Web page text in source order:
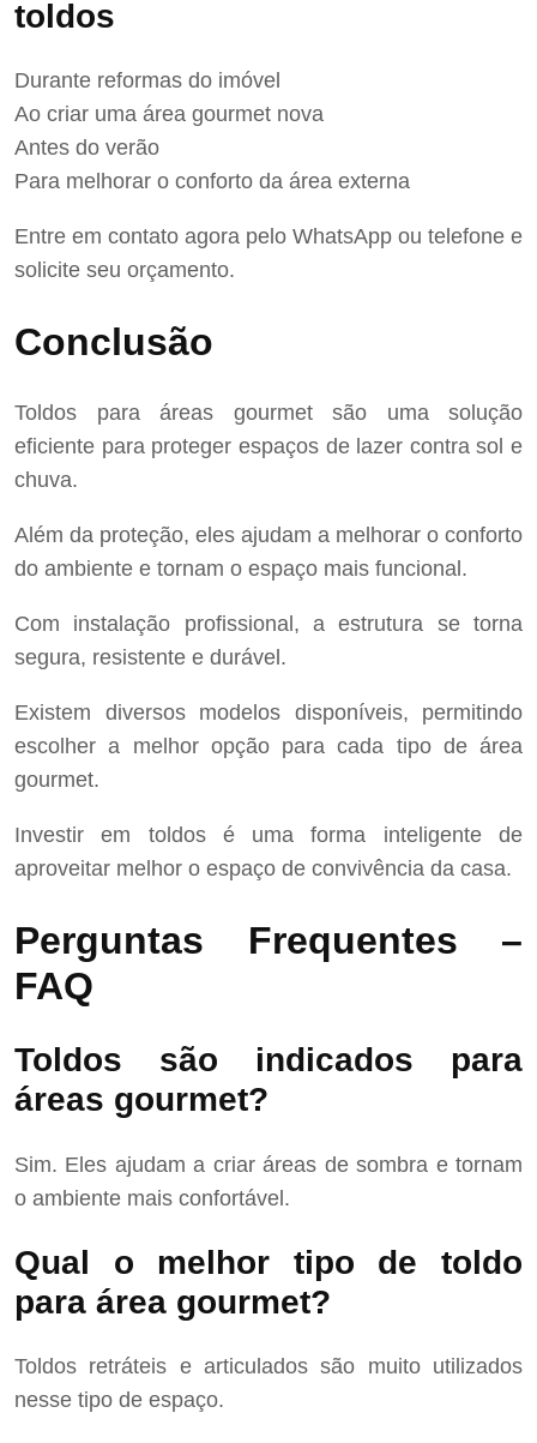
toldos
Durante reformas do imóvel
Ao criar uma área gourmet nova
Antes do verão
Para melhorar o conforto da área externa
Entre em contato agora pelo WhatsApp ou telefone e
solicite seu orçamento.
Conclusão
Toldos para áreas gourmet são uma solução
eficiente para proteger espaços de lazer contra sol e
chuva.
Além da proteção, eles ajudam a melhorar o conforto
do ambiente e tornam o espaço mais funcional.
Com instalação profissional, a estrutura se torna
segura, resistente e durável.
Existem diversos modelos disponíveis, permitindo
escolher a melhor opção para cada tipo de área
gourmet.
Investir em toldos é uma forma inteligente de
aproveitar melhor o espaço de convivência da casa.
Perguntas Frequentes –
FAQ
Toldos são indicados para
áreas gourmet?
Sim. Eles ajudam a criar áreas de sombra e tornam
o ambiente mais confortável.
Qual o melhor tipo de toldo
para área gourmet?
Toldos retráteis e articulados são muito utilizados
nesse tipo de espaço.